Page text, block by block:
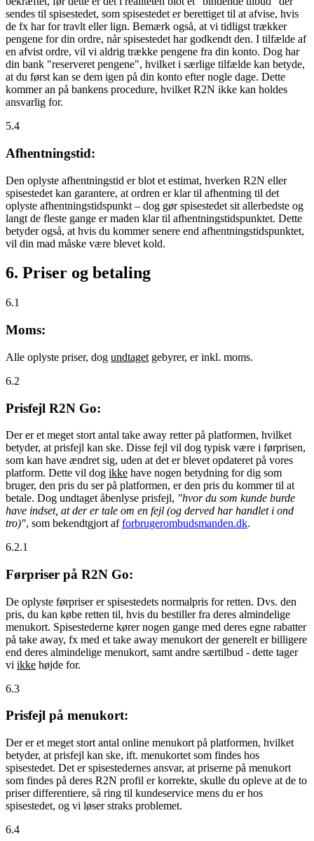
sendes til spisestedet, som spisestedet er berettiget til at afvise, hvis
de fx har for travlt eller lign. Bemærk også, at vi tidligst trækker
pengene for din ordre, når spisestedet har godkendt den. I tilfælde af
en afvist ordre, vil vi aldrig trække pengene fra din konto. Dog har
din bank "reserveret pengene", hvilket i særlige tilfælde kan betyde,
at du først kan se dem igen på din konto efter nogle dage. Dette
kommer an på bankens procedure, hvilket R2N ikke kan holdes
ansvarlig for.
5.4
Afhentningstid:
Den oplyste afhentningstid er blot et estimat, hverken R2N eller
spisestedet kan garantere, at ordren er klar til afhentning til det
oplyste afhentningstidspunkt – dog gør spisestedet sit allerbedste og
langt de fleste gange er maden klar til afhentningstidspunktet. Dette
betyder også, at hvis du kommer senere end afhentningstidspunktet,
vil din mad måske være blevet kold.
6. Priser og betaling
6.1
Moms:
Alle oplyste priser, dog undtaget gebyrer, er inkl. moms.
6.2
Prisfejl R2N Go:
Der er et meget stort antal take away retter på platformen, hvilket
betyder, at prisfejl kan ske. Disse fejl vil dog typisk være i førprisen,
som kan have ændret sig, uden at det er blevet opdateret på vores
platform. Dette vil dog ikke have nogen betydning for dig som
bruger, den pris du ser på platformen, er den pris du kommer til at
betale. Dog undtaget åbenlyse prisfejl, "hvor du som kunde burde
have indset, at der er tale om en fejl (og derved har handlet i ond
tro)", som bekendtgjort afforbrugerombudsmanden.dk.
6.2.1
Førpriser på R2N Go:
De oplyste førpriser er spisestedets normalpris for retten. Dvs. den
pris, du kan købe retten til, hvis du bestiller fra deres almindelige
menukort. Spisestederne kører nogen gange med deres egne rabatter
på take away, fx med et take away menukort der generelt er billigere
end deres almindelige menukort, samt andre særtilbud - dette tager
vi ikke højde for.
6.3
Prisfejl på menukort:
Der er et meget stort antal online menukort på platformen, hvilket
betyder, at prisfejl kan ske, ift. menukortet som findes hos
spisestedet. Det er spisestedernes ansvar, at priserne på menukort
som findes på deres R2N profil er korrekte, skulle du opleve at de to
priser differentiere, så ring til kundeservice mens du er hos
spisestedet, og vi løser straks problemet.
6.4